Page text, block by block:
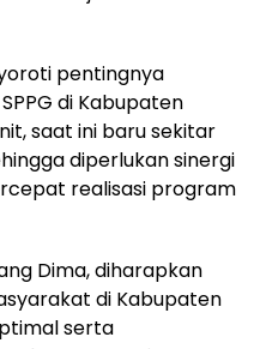
pentingnya
di Kabupaten
saat ini baru sekitar
diperlukan sinergi
realisasi program
Dima, diharapkan
di Kabupaten
serta